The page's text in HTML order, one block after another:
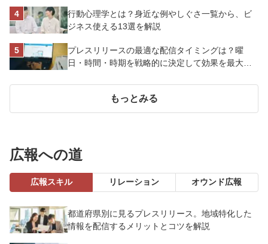
行動心理学とは？身近な例やしぐさ一覧から、ビ
ジネス使える13選を解説
プレスリリースの最適な配信タイミングは？曜
日・時間・時期を戦略的に決定して効果を最大化
もっとみる
広報への道
広報スキル リレーション オウンド広報
都道府県別に見るプレスリリース。地域特化した
情報を配信するメリットとコツを解説